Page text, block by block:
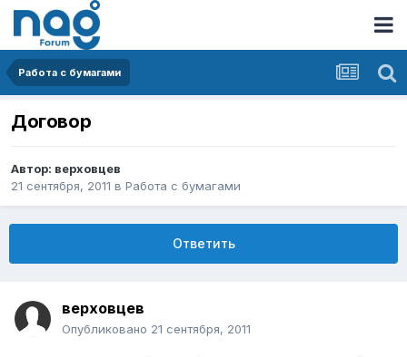
Работа с бумагами
Договор
Автор: верховцев
21 сентября, 2011 в Работа с бумагами
Ответить
верховцев
Опубликовано 21 сентября, 2011